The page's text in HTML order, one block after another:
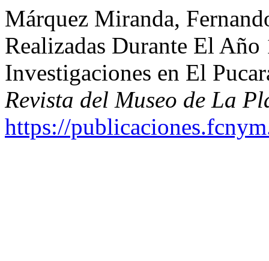
Márquez Miranda,
Realizadas Durante El
Investigaciones en El
Revista del Museo de La
https://